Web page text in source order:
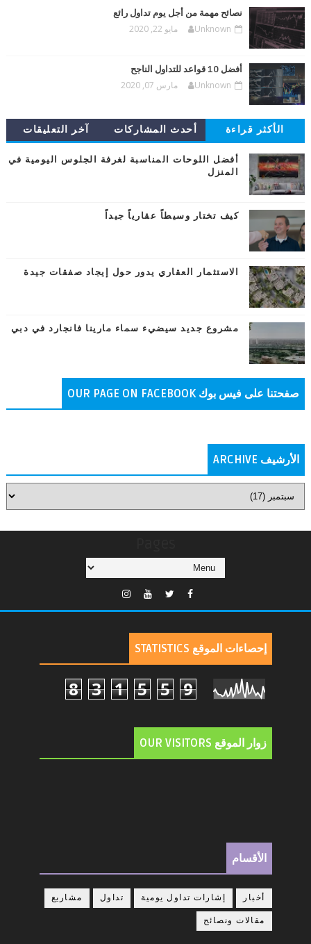
نصائح مهمة من أجل يوم تداول رائع
Unknown مايو 22, 2020
أفضل 10 قواعد للتداول الناجح
Unknown مارس 07, 2020
الأكثر قراءة أحدث المشاركات آخر التعليقات
أفضل اللوحات المناسبة لغرفة الجلوس اليومية في
المنزل
كيف تختار وسيطاً عقارياً جيداً
الاستثمار العقاري يدور حول إيجاد صفقات جيدة
مشروع جديد سيضيء سماء مارينا فانجارد في دبي
صفحتنا على فيس بوك OUR PAGE ON FACEBOOK
الأرشيف ARCHIVE
إحصاءات الموقع STATISTICS
8 3 1 5 5 9
زوار الموقع OUR VISITORS
الأقسام
أخبار إشارات تداول يومية تداول مشاريع
مقالات ونصائح